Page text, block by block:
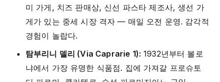
미 가게, 치즈 판매상, 신선 파스타 제조사, 생선 가
게가 있는 중세 시장 격자 — 매일 오전 운영. 감각적
경험이 놀랍다.
탐부리니 델리 (Via Caprarie 1): 1932년부터 볼로
냐에서 가장 유명한 식품점. 집에 가져갈 프로슈토